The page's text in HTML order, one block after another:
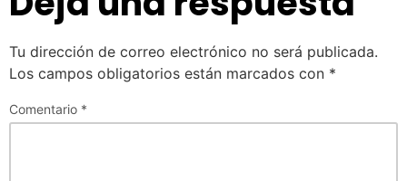
Tu dirección de correo electrónico no será publicada.
Los campos obligatorios están marcados con *
Comentario *